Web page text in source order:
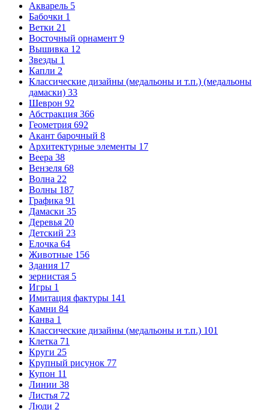
Акварель 5
Бабочки 1
Ветки 21
Восточный орнамент 9
Вышивка 12
Звезды 1
Капли 2
Классические дизайны (медальоны и т.п.) (медальоны
дамаски) 33
Шеврон 92
Абстракция 366
Геометрия 692
Акант барочный 8
Архитектурные элементы 17
Веера 38
Вензеля 68
Волна 22
Волны 187
Графика 91
Дамаски 35
Деревья 20
Детский 23
Елочка 64
Животные 156
Здания 17
зернистая 5
Игры 1
Имитация фактуры 141
Камни 84
Канва 1
Классические дизайны (медальоны и т.п.) 101
Клетка 71
Круги 25
Крупный рисунок 77
Купон 11
Линии 38
Листья 72
Люди 2